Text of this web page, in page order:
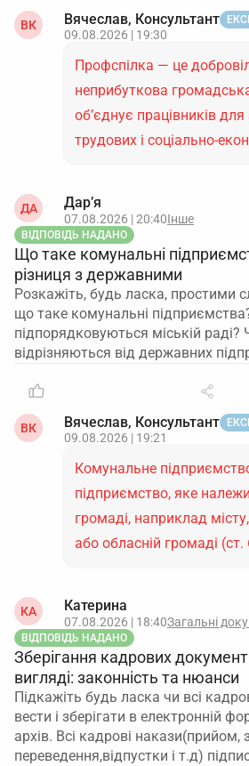
ВК Вячеслав, Консультант
09.08.2026 | 19:30
Профспілка — це
неприбуткова
об’єднує працівників для
трудових і соціально-
ДА Дар’я
07.08.2026 | 20:40Інше
ВІДПОВІДЬ НАДАНО
Що таке комунальні
різниця з державними
Розкажіть, будь ласка, простими
що таке комунальні
підпорядковуються міській
відрізняються від державних
ВК Вячеслав, Консультант
09.08.2026 | 19:21
Комунальне
підприємство, яке
громаді, наприклад
або обласній громаді (ст.
КА Катерина
07.08.2026 | 18:40Загальні
ВІДПОВІДЬ НАДАНО
Зберігання кадрових
вигляді: законність та нюанси
Підкажіть будь ласка чи всі
вести і зберігати в електронній
архів. Всі кадрові накази(прийом,
переведення,відпустки і т.д)